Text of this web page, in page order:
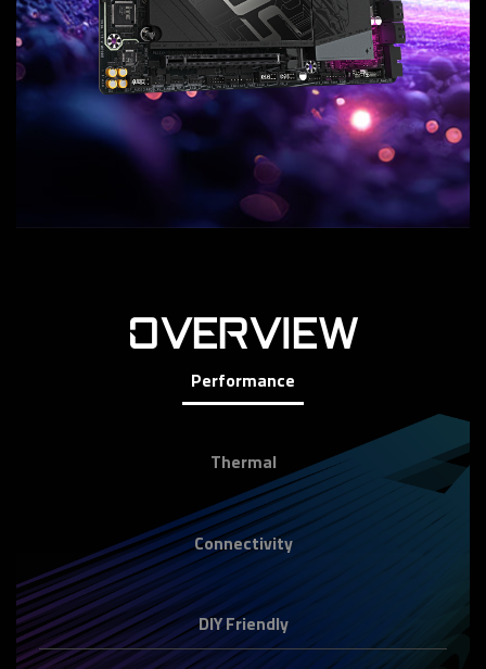
OVERVIEW
Performance
Thermal
Connectivity
DIY Friendly